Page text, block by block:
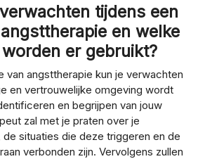
tijdens een
en welke
er gebruikt?
van angsttherapie kun je verwachten
en vertrouwelijke omgeving wordt
en begrijpen van jouw
zal met je praten over je
situaties die deze triggeren en de
verbonden zijn. Vervolgens zullen